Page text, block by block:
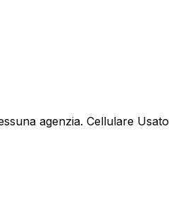
agenzia. Cellulare Usato